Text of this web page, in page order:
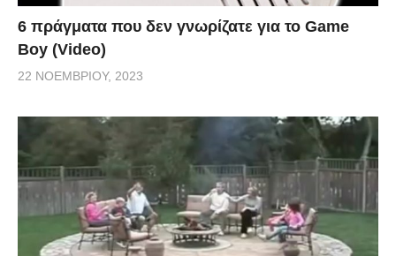
6 πράγματα που δεν γνωρίζατε για το Game
Boy (Video)
22 ΝΟΕΜΒΡΊΟΥ, 2023